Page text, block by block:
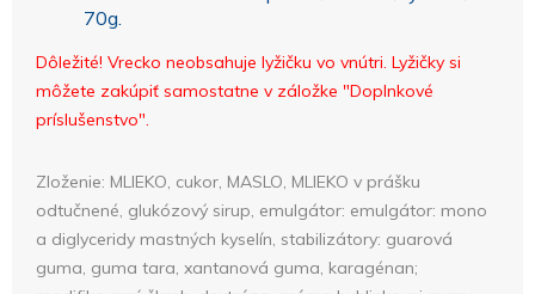
70g.
Dôležité! Vrecko neobsahuje lyžičku vo vnútri. Lyžičky si
môžete zakúpiť samostatne v záložke "Doplnkové
príslušenstvo".
Zloženie: MLIEKO, cukor, MASLO, MLIEKO v prášku
odtučnené, glukózový sirup, emulgátor: emulgátor: mono
a diglyceridy mastných kyselín, stabilizátory: guarová
guma, guma tara, xantanová guma, karagénan;